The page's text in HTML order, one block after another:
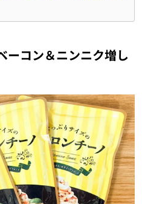
ーコン＆ニンニク増し